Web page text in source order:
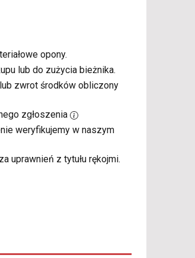
opony.
lub do zużycia bieżnika.
zwrot środków obliczony
zgłoszenia
weryfikujemy w naszym
uprawnień z tytułu rękojmi.